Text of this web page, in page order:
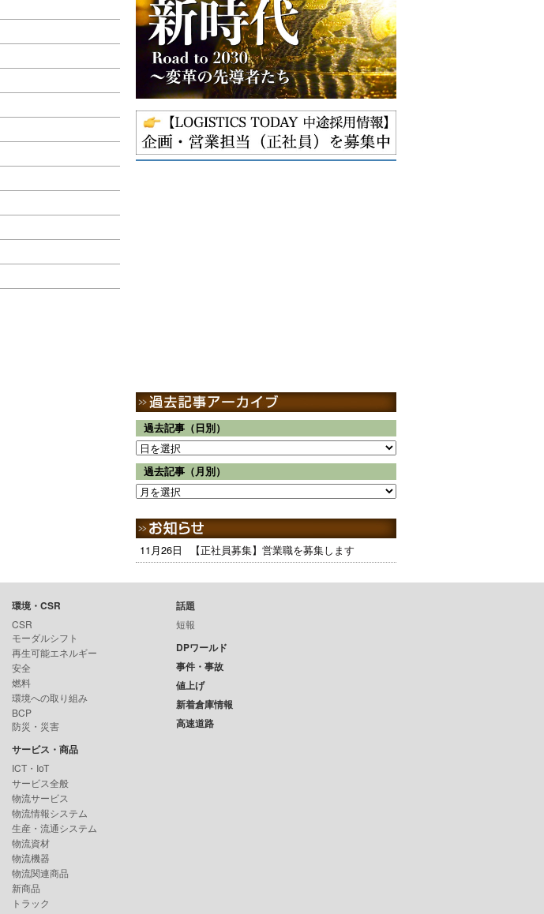
過去記事（日別）
過去記事（月別）
11月26日 【正社員募集】営業職を募集します
環境・CSR
CSR
モーダルシフト
再生可能エネルギー
安全
燃料
環境への取り組み
BCP
防災・災害
サービス・商品
ICT・IoT
サービス全般
物流サービス
物流情報システム
生産・流通システム
物流資材
物流機器
物流関連商品
新商品
トラック
話題
短報
DPワールド
事件・事故
値上げ
新着倉庫情報
高速道路